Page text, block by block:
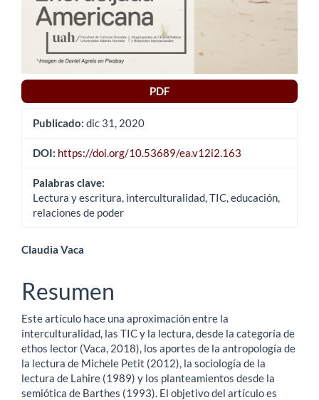
PDF
Publicado: dic 31, 2020
DOI: https://doi.org/10.53689/ea.v12i2.163
Palabras clave:
Lectura y escritura, interculturalidad, TIC, educación,
relaciones de poder
Contenido
principal
del
artículo
Claudia Vaca
Resumen
Este artículo hace una aproximación entre la
interculturalidad, las TIC y la lectura, desde la categoría de
ethos lector (Vaca, 2018), los aportes de la antropología de
la lectura de Michele Petit (2012), la sociología de la
lectura de Lahire (1989) y los planteamientos desde la
semiótica de Barthes (1993). El objetivo del artículo es